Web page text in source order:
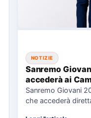
NOTIZIE
Sanremo
accederà ai
Sanremo Giovani
che accederà